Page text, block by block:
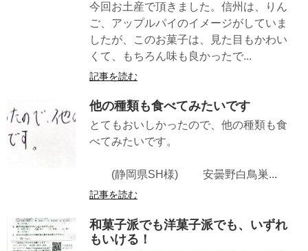
今回お土産で頂きました。信州は、りん
ご、アップルパイのイメージがしていま
したが、このお菓子は、見た目もかわい
くて、もちろん味も良かったで...
記事を読む
他の種類も食べてみたいです
とてもおいしかったので、他の種類も食
べてみたいです。
(静岡県SH様) 安曇野白鳥巣...
記事を読む
和菓子派でも洋菓子派でも、いずれ
もいける！